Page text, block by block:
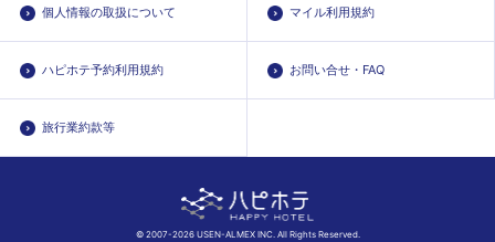
個人情報の取扱について マイル利用規約
ハピホテ予約利用規約 お問い合せ・FAQ
旅行業約款等
© 2007-2026 USEN-ALMEX INC. All Rights Reserved.